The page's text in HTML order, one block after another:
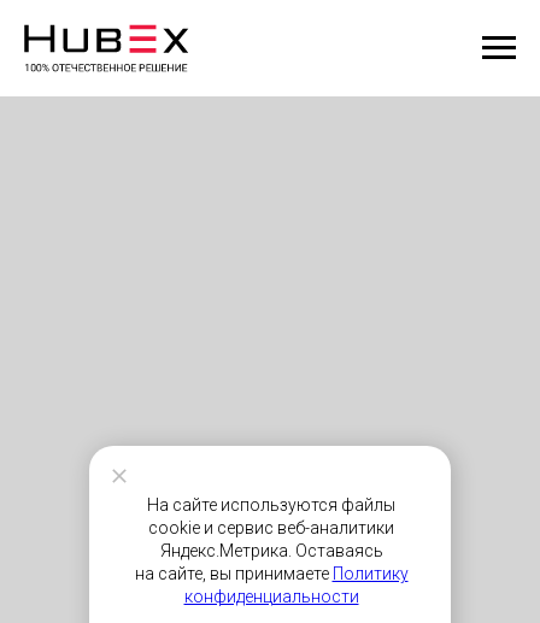
На сайте используются файлы
cookie и сервис веб-аналитики
Яндекс.Метрика. Оставаясь
на сайте, вы принимаете Политику
конфиденциальности